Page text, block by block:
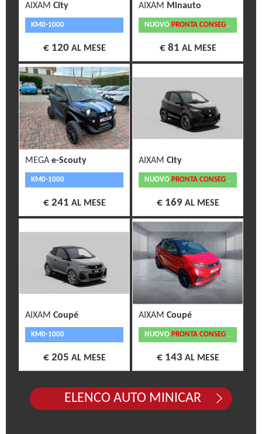
AIXAM City
KM0-1000
€ 120 AL MESE
AIXAM Minauto
NUOVO PRONTA CONSEGNA
€ 81 AL MESE
MEGA e-Scouty
KM0-1000
€ 241 AL MESE
AIXAM City
NUOVO PRONTA CONSEGNA
€ 169 AL MESE
AIXAM Coupé
KM0-1000
€ 205 AL MESE
AIXAM Coupé
NUOVO PRONTA CONSEGNA
€ 143 AL MESE
ELENCO AUTO MINICAR